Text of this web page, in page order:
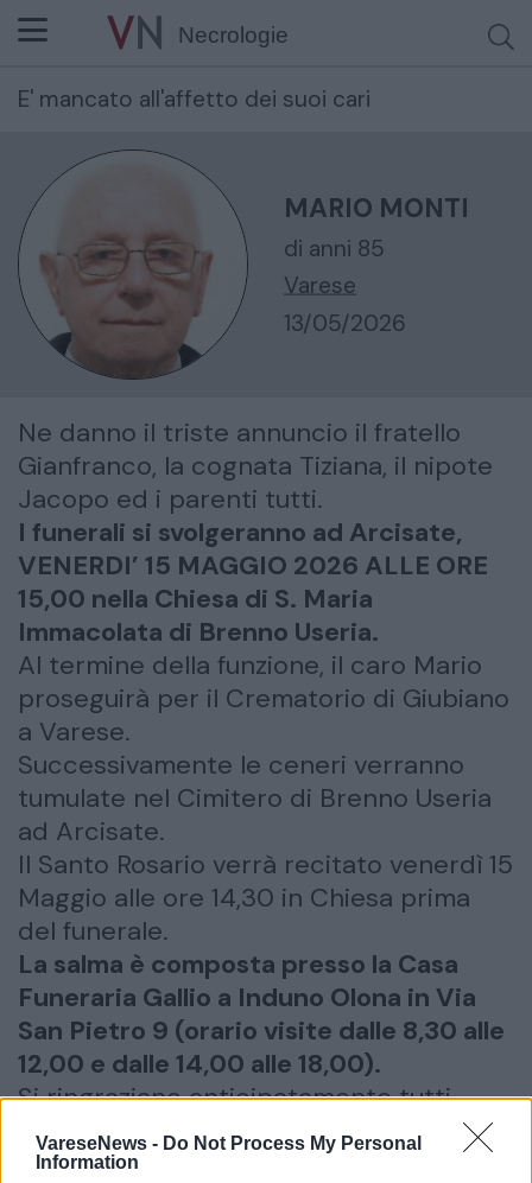
VareseNews - Do Not Process My Personal
Information
Necrologie
Cerca per nome o cognome
E' mancato all'affetto dei suoi cari
MARIO MONTI
di anni 85
Varese
13/05/2026
Ne danno il triste annuncio il fratello
Gianfranco, la cognata Tiziana, il nipote
Jacopo ed i parenti tutti.
I funerali si svolgeranno ad Arcisate,
VENERDI’ 15 MAGGIO 2026 ALLE ORE
15,00 nella Chiesa di S. Maria
Immacolata di Brenno Useria.
Al termine della funzione, il caro Mario
proseguirà per il Crematorio di Giubiano
a Varese.
Successivamente le ceneri verranno
tumulate nel Cimitero di Brenno Useria
ad Arcisate.
Il Santo Rosario verrà recitato venerdì 15
Maggio alle ore 14,30 in Chiesa prima
del funerale.
La salma è composta presso la Casa
Funeraria Gallio a Induno Olona in Via
San Pietro 9 (orario visite dalle 8,30 alle
12,00 e dalle 14,00 alle 18,00).
Si ringraziano anticipatamente tutti
coloro che parteciperanno alla
cerimonia.